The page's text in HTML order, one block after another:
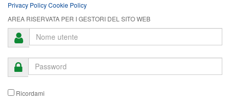
Privacy PolicyCookie Policy
AREA RISERVATA PER I GESTORI DEL SITO WEB
Ricordami